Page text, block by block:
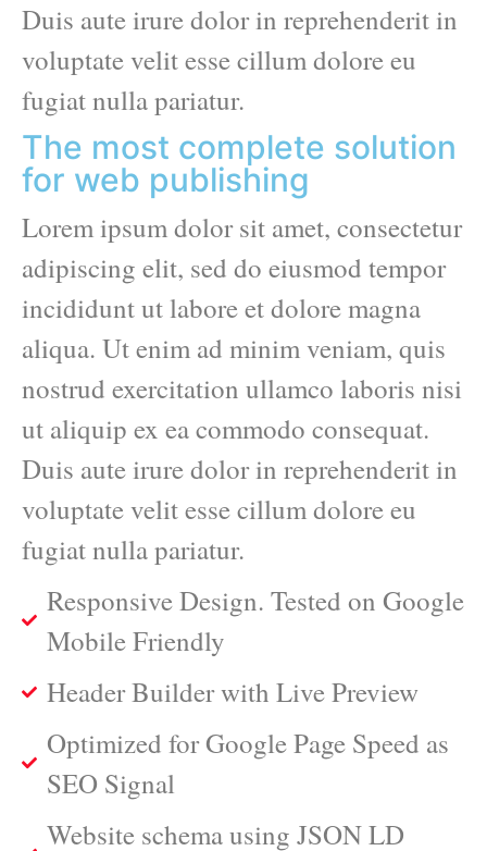
Duis aute irure dolor in reprehenderit in
voluptate velit esse cillum dolore eu
fugiat nulla pariatur.
The most complete solution
for web publishing
Lorem ipsum dolor sit amet, consectetur
adipiscing elit, sed do eiusmod tempor
incididunt ut labore et dolore magna
aliqua. Ut enim ad minim veniam, quis
nostrud exercitation ullamco laboris nisi
ut aliquip ex ea commodo consequat.
Duis aute irure dolor in reprehenderit in
voluptate velit esse cillum dolore eu
fugiat nulla pariatur.
Responsive Design. Tested on Google
Mobile Friendly
Header Builder with Live Preview
Optimized for Google Page Speed as
SEO Signal
Website schema using JSON LD